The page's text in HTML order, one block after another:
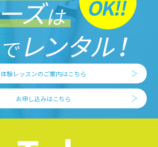
体験レッスンのご案内はこちら
お申し込みはこちら